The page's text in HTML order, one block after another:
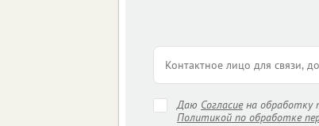
Даю Согласиена обработку
Политикой по обработке